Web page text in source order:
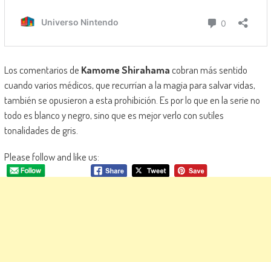
Los comentarios de Kamome Shirahamacobran más sentido
cuando varios médicos, que recurrían a la magia para salvar vidas,
también se opusieron a esta prohibición. Es por lo que en la serie no
todo es blanco y negro, sino que es mejor verlo con sutiles
tonalidades de gris.
Please follow and like us: